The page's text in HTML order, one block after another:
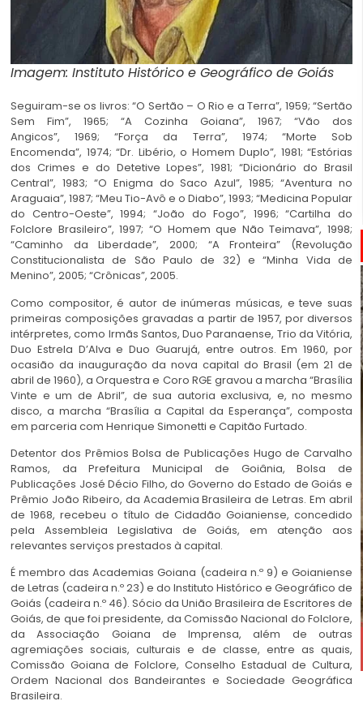
Imagem: Instituto Histórico e Geográfico de Goiás
Seguiram-se os livros: “O Sertão – O Rio e a Terra”, 1959; “Sertão
Sem Fim”, 1965; “A Cozinha Goiana”, 1967; “Vão dos
Angicos”, 1969; “Força da Terra”, 1974; “Morte Sob
Encomenda”, 1974; “Dr. Libério, o Homem Duplo”, 1981; “Estórias
dos Crimes e do Detetive Lopes”, 1981; “Dicionário do Brasil
Central”, 1983; “O Enigma do Saco Azul”, 1985; “Aventura no
Araguaia”, 1987; “Meu Tio-Avô e o Diabo”, 1993; “Medicina Popular
do Centro-Oeste”, 1994; “João do Fogo”, 1996; “Cartilha do
Folclore Brasileiro”, 1997; “O Homem que Não Teimava”, 1998;
“Caminho da Liberdade”, 2000; “A Fronteira” (Revolução
Constitucionalista de São Paulo de 32) e “Minha Vida de
Menino”, 2005; “Crônicas”, 2005.
Como compositor, é autor de inúmeras músicas, e teve suas
primeiras composições gravadas a partir de 1957, por diversos
intérpretes, como Irmãs Santos, Duo Paranaense, Trio da Vitória,
Duo Estrela D’Alva e Duo Guarujá, entre outros. Em 1960, por
ocasião da inauguração da nova capital do Brasil (em 21 de
abril de 1960), a Orquestra e Coro RGE gravou a marcha “Brasília
Vinte e um de Abril”, de sua autoria exclusiva, e, no mesmo
disco, a marcha “Brasília a Capital da Esperança”, composta
em parceria com Henrique Simonetti e Capitão Furtado.
Detentor dos Prêmios Bolsa de Publicações Hugo de Carvalho
Ramos, da Prefeitura Municipal de Goiânia, Bolsa de
Publicações José Décio Filho, do Governo do Estado de Goiás e
Prêmio João Ribeiro, da Academia Brasileira de Letras. Em abril
de 1968, recebeu o título de Cidadão Goianiense, concedido
pela Assembleia Legislativa de Goiás, em atenção aos
relevantes serviços prestados à capital.
É membro das Academias Goiana (cadeira n.º 9) e Goianiense
de Letras (cadeira n.º 23) e do Instituto Histórico e Geográfico de
Goiás (cadeira n.º 46). Sócio da União Brasileira de Escritores de
Goiás, de que foi presidente, da Comissão Nacional do Folclore,
da Associação Goiana de Imprensa, além de outras
agremiações sociais, culturais e de classe, entre as quais,
Comissão Goiana de Folclore, Conselho Estadual de Cultura,
Ordem Nacional dos Bandeirantes e Sociedade Geográfica
Brasileira.